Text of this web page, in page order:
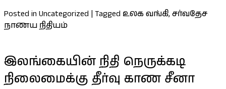
Posted in Uncategorized | Tagged உலக வங்கி, சர்வதேச
நாணய நிதியம்
இலங்கையின் நிதி நெருக்கடி
நிலைமைக்கு தீர்வு காண சீனா